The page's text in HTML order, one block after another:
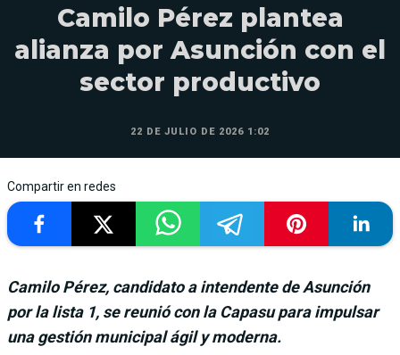
Camilo Pérez plantea
alianza por Asunción con el
sector productivo
22 DE JULIO DE 2026 1:02
Compartir en redes
Camilo Pérez, candidato a intendente de Asunción
por la lista 1, se reunió con la Capasu para impulsar
una gestión municipal ágil y moderna.